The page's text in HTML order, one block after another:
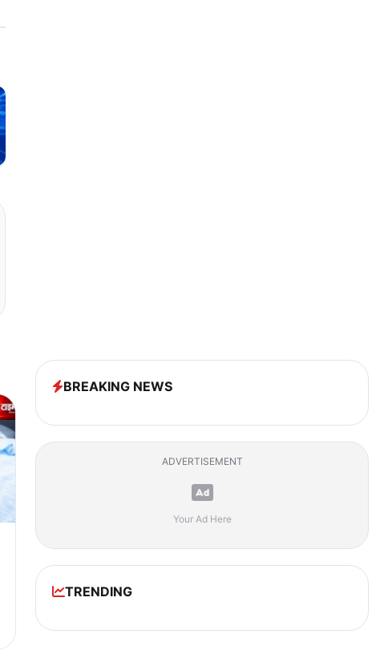
BREAKING NEWS
ADVERTISEMENT
Your Ad Here
TRENDING